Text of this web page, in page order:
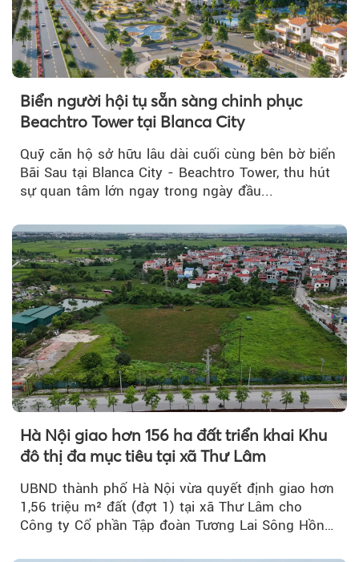
Biển người hội tụ sẵn sàng chinh phục
Beachtro Tower tại Blanca City
Quỹ căn hộ sở hữu lâu dài cuối cùng bên bờ biển
Bãi Sau tại Blanca City - Beachtro Tower, thu hút
sự quan tâm lớn ngay trong ngày đầu...
Hà Nội giao hơn 156 ha đất triển khai Khu
đô thị đa mục tiêu tại xã Thư Lâm
UBND thành phố Hà Nội vừa quyết định giao hơn
1,56 triệu m² đất (đợt 1) tại xã Thư Lâm cho
Công ty Cổ phần Tập đoàn Tương Lai Sông Hồng